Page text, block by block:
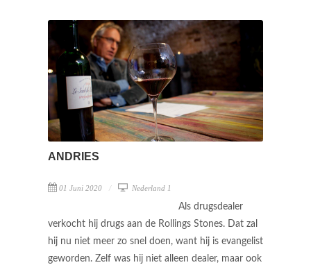
ANDRIES
01 Juni 2020 Nederland 1
Als drugsdealer
verkocht hij drugs aan de Rollings Stones. Dat zal
hij nu niet meer zo snel doen, want hij is evangelist
geworden. Zelf was hij niet alleen dealer, maar ook